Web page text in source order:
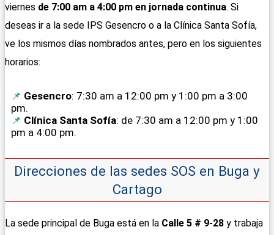
viernes de 7:00 am a 4:00 pm en jornada continua. Si
deseas ir a la sede IPS Gesencro o a la Clínica Santa Sofía,
ve los mismos días nombrados antes, pero en los siguientes
horarios:
Gesencro: 7:30 am a 12:00 pm y 1:00 pm a 3:00
pm.
Clínica Santa Sofía: de 7:30 am a 12:00 pm y 1:00
pm a 4:00 pm.
Direcciones de las sedes SOS en Buga y
Cartago
La sede principal de Buga está en la Calle 5 # 9-28 y trabaja